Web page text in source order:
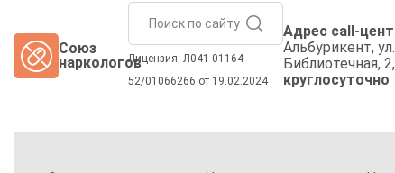
Союз
наркологовЛицензия: Л041-01164-
52/01066266 от 19.02.2024
Адрес call-
Альбурикент, ул. 1-я
Библиотечная, 2,
круглосуточно